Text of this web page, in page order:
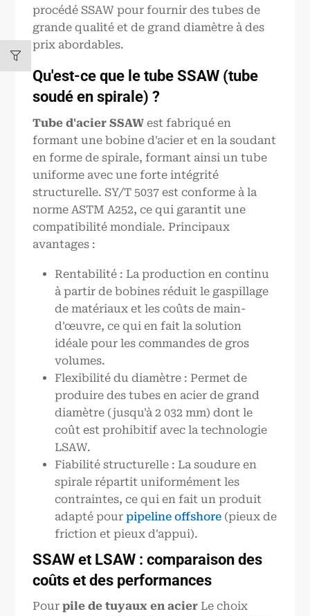
procédé SSAW pour fournir des tubes de
grande qualité et de grand diamètre à des
prix abordables.
Qu'est-ce que le tube SSAW (tube
soudé en spirale) ?
Tube d'acier SSAW est fabriqué en
formant une bobine d'acier et en la soudant
en forme de spirale, formant ainsi un tube
uniforme avec une forte intégrité
structurelle. SY/T 5037 est conforme à la
norme ASTM A252, ce qui garantit une
compatibilité mondiale. Principaux
avantages :
Rentabilité : La production en continu
à partir de bobines réduit le gaspillage
de matériaux et les coûts de main-
d'œuvre, ce qui en fait la solution
idéale pour les commandes de gros
volumes.
Flexibilité du diamètre : Permet de
produire des tubes en acier de grand
diamètre (jusqu'à 2 032 mm) dont le
coût est prohibitif avec la technologie
LSAW.
Fiabilité structurelle : La soudure en
spirale répartit uniformément les
contraintes, ce qui en fait un produit
adapté pourpipeline offshore (pieux de
friction et pieux d'appui).
SSAW et LSAW : comparaison des
coûts et des performances
Pourpile de tuyaux en acier Le choix